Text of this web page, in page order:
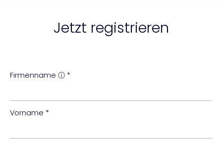
Jetzt registrieren
Firmenname ⓘ *
Vorname *